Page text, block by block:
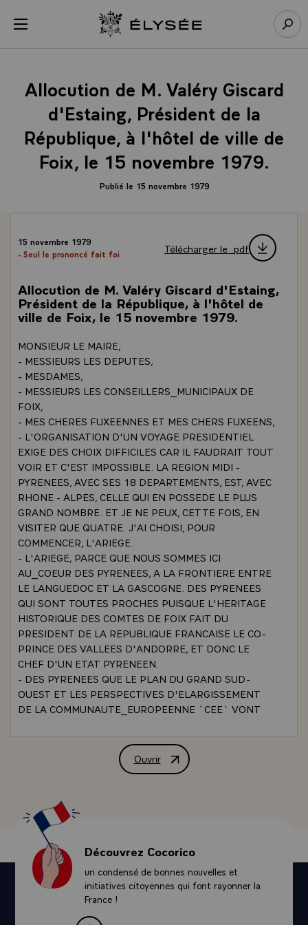
menu Retour à l’accueil Élysée
Allocution de M. Valéry Giscard
d'Estaing, Président de la
République, à l'hôtel de ville de
Foix, le 15 novembre 1979.
Publié le 15 novembre 1979
15 novembre 1979
- Seul le prononcé fait foi
Télécharger le .pdf
Allocution de M. Valéry Giscard d'Estaing,
Président de la République, à l'hôtel de
ville de Foix, le 15 novembre 1979.
MONSIEUR LE MAIRE,
- MESSIEURS LES DEPUTES,
- MESDAMES,
- MESSIEURS LES CONSEILLERS_MUNICIPAUX DE
FOIX,
- MES CHERES FUXEENNES ET MES CHERS FUXEENS,
- L'ORGANISATION D'UN VOYAGE PRESIDENTIEL
EXIGE DES CHOIX DIFFICILES CAR IL FAUDRAIT TOUT
VOIR ET C'EST IMPOSSIBLE. LA REGION MIDI -
PYRENEES, AVEC SES 18 DEPARTEMENTS, EST, AVEC
RHONE - ALPES, CELLE QUI EN POSSEDE LE PLUS
GRAND NOMBRE. ET JE NE PEUX, CETTE FOIS, EN
VISITER QUE QUATRE. J'AI CHOISI, POUR
COMMENCER, L'ARIEGE.
- L'ARIEGE, PARCE QUE NOUS SOMMES ICI
AU_COEUR DES PYRENEES, A LA FRONTIERE ENTRE
LE LANGUEDOC ET LA GASCOGNE. DES PYRENEES
QUI SONT TOUTES PROCHES PUISQUE L'HERITAGE
HISTORIQUE DES COMTES DE FOIX FAIT DU
PRESIDENT DE LA REPUBLIQUE FRANCAISE LE CO-
PRINCE DES VALLEES D'ANDORRE, ET DONC LE
CHEF D'UN ETAT PYRENEEN.
- DES PYRENEES QUE LE PLAN DU GRAND SUD-
OUEST ET LES PERSPECTIVES D'ELARGISSEMENT
DE LA COMMUNAUTE_EUROPEENNE `CEE` VONT
DEPARTEMENTS DE FRANCE OU LA NATURE EST LA
PLUS BELLE ET OU, CEPENDANT, L'EXODE RURAL
FEMMES ET LES HOMMES Y VIENNENT A MANQUER
AU MOMENT OU POURTANT ILS SERAIENT LE PLUS
NECESSAIRES.
- L'ARIEGE, ENFIN, PARCE QUE CE DEPARTEMENT
EST RESTE TROP LONGTEMPS IGNORE DE LA
COMMUNAUTE NATIONALE.
- VOUS L'AVEZ RAPPELE, MONSIEUR LE MAIRE :
AUCUN CHEF_DE_L_ETAT AUCUN PRESIDENT DE LA
REPUBLIQUE N'ETAIT VENU A FOIX DEPUIS 20 ANS.
Ouvrir
Allocution de M. Valéry Giscard
Découvrez Cocorico
un condensé de bonnes nouvelles et
initiatives citoyennes qui font rayonner la
France !
Panneau de gestion des cookies